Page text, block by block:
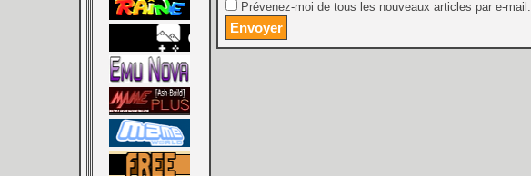
Prévenez-moi de tous les nouveaux articles par e-mail.